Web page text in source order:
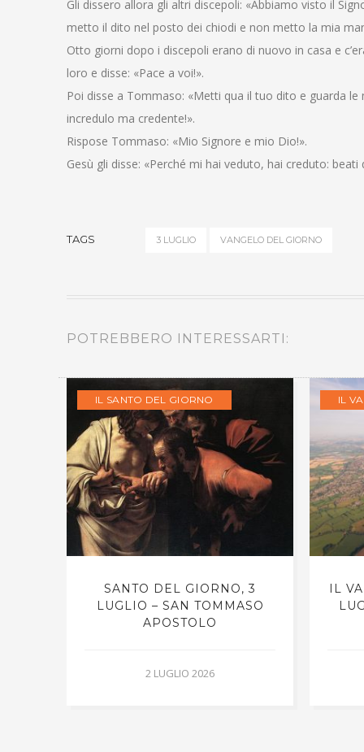
Gli dissero allora gli altri discepoli: «Abbiamo visto il
metto il dito nel posto dei chiodi e non metto la mia
Otto giorni dopo i discepoli erano di nuovo in casa e
loro e disse: «Pace a voi!».
Poi disse a Tommaso: «Metti qua il tuo dito e guarda
incredulo ma credente!».
Rispose Tommaso: «Mio Signore e mio Dio!».
Gesù gli disse: «Perché mi hai veduto, hai creduto:
TAGS 3 LUGLIO VANGELO DEL GIORNO
POTREBBERO INTERESSARTI:
IL SANTO DEL GIORNO
SANTO DEL GIORNO, 3
LUGLIO – SAN TOMMASO
APOSTOLO
2 LUGLIO 2026
IL
IL